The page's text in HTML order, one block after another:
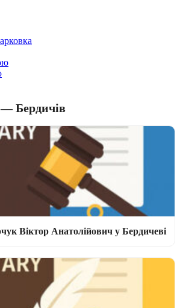
— Бердичів
Віктор Анатолійович у Бердичеві